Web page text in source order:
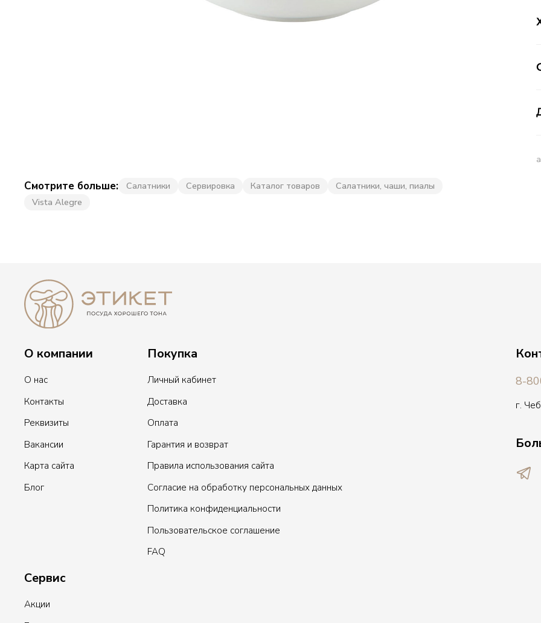
Смотрите больше: Салатники Сервировка Каталог товаров
Салатники, чаши, пиалы
Vista Alegre
О компании
О нас
Контакты
Реквизиты
Вакансии
Карта сайта
Блог
Покупка
Личный кабинет
Доставка
Оплата
Гарантия и возврат
Правила использования сайта
Согласие на обработку персональных данных
Политика конфиденциальности
Пользовательское соглашение
FAQ
Сервис
Акции
8-
г.